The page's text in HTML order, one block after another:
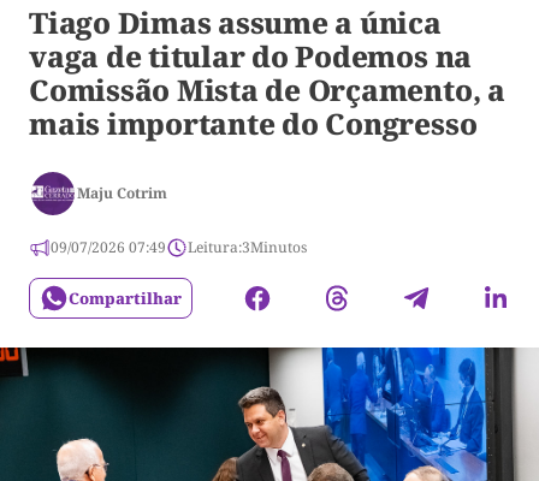
Tiago Dimas assume a única
vaga de titular do Podemos na
Comissão Mista de Orçamento, a
mais importante do Congresso
Maju Cotrim
09/07/2026 07:49 Leitura:3Minutos
Compartilhar